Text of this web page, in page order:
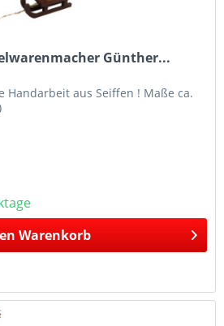
Günther...
Handarbeit aus Seiffen ! Maße ca.
Warenkorb